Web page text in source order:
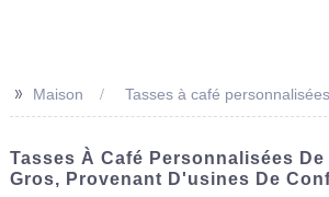
>> Maison Tasses à café
Tasses À Café Personnalisées De
Gros, Provenant D'usines De